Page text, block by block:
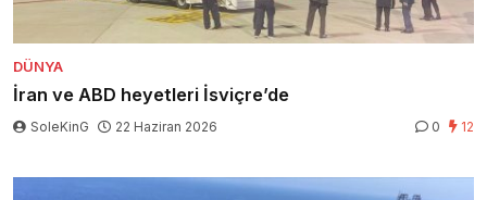
DÜNYA
İran ve ABD heyetleri İsviçre’de
SoleKinG 22 Haziran 2026 0 12